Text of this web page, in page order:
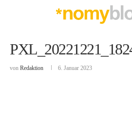
von Redaktion 6. Januar 2023